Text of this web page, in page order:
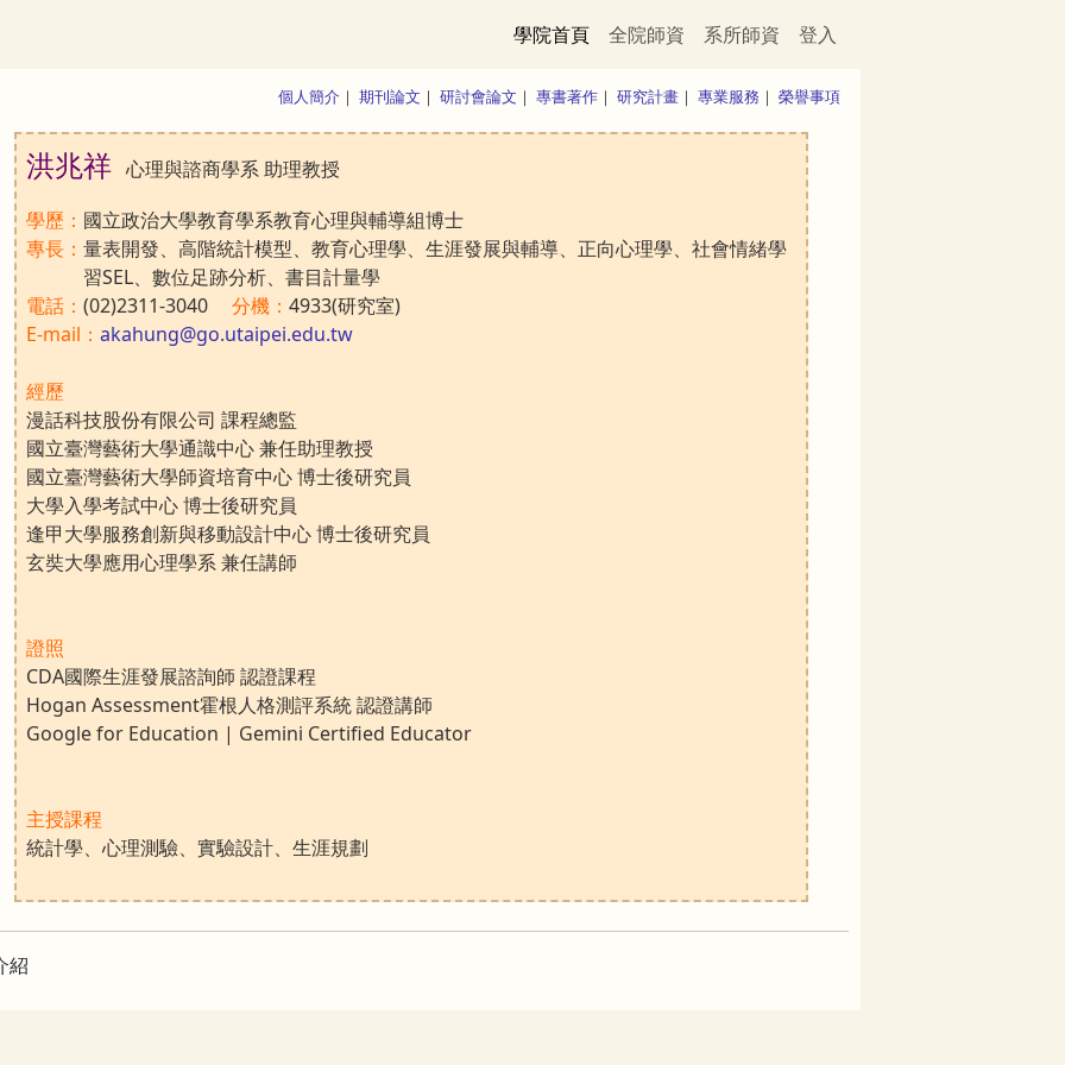
學院首頁 全院師資 系所師資 登入
個人簡介 ｜ 期刊論文 ｜ 研討會論文 ｜ 專書著作 ｜ 研究計畫 ｜ 專業服務 ｜ 榮譽事項
洪兆祥 心理與諮商學系 助理教授
學歷： 國立政治大學教育學系教育心理與輔導組博士
專長： 量表開發、高階統計模型、教育心理學、生涯發展與輔導、正向心理學、社會情緒學
習SEL、數位足跡分析、書目計量學
電話： (02)2311-3040 分機： 4933(研究室)
E-mail： akahung@go.utaipei.edu.tw
經歷
漫話科技股份有限公司 課程總監
國立臺灣藝術大學通識中心 兼任助理教授
國立臺灣藝術大學師資培育中心 博士後研究員
大學入學考試中心 博士後研究員
逢甲大學服務創新與移動設計中心 博士後研究員
玄奘大學應用心理學系 兼任講師
證照
CDA國際生涯發展諮詢師 認證課程
Hogan Assessment霍根人格測評系統 認證講師
Google for Education | Gemini Certified Educator
主授課程
統計學、心理測驗、實驗設計、生涯規劃
紹